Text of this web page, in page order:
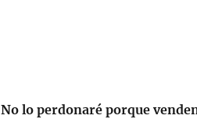
No lo perdonaré porque